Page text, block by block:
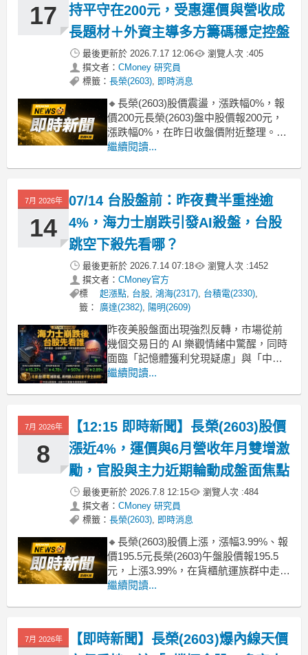
端「短
17
持平守在200元，受惠運價與營收成
長題材＋外資主導多方籌碼穩定控盤
最後更新於 2026.7.17 12:06 瀏覽人次 :405
撰文者： CMoney 研究員
標籤： 長榮(2603), 即時消息
🔸長榮(2603)股價震盪，漲跌幅0%，報
價200元長榮(2603)盤中股價報200元，
漲跌幅0%，在昨日收盤價附近整理。現
階段平盤整理，主要反映前幾日外資大
櫃運價自第二季起走揚，加上公司6月營
收連續放大，支撐中短期基本面，多方
情
繼續閱讀...
7月 2026年
14
07/14 台股盤前：昨夜費半重挫逾
4%，海力士崩跌引發AI殺盤，台股
跳空下殺先看哪？
最後更新於 2026.7.14 07:18 瀏覽人次 :1452
撰文者： CMoney官方
標
籤：
起漲點, 台股, 鴻海(2317), 台積電(2330),
廣達(2382), 陽明(2609)
昨夜美股盤面出現強烈反轉，市場從前
幾個交易日的 AI 樂觀情緒中驚醒，同時
面臨「記憶體獲利兌現疑慮」與「中東
衝突推升油價」兩大黑天鵝夾擊。科技
盤已率先反映恐慌，收在 45,058 點，較
日盤下跌 507 點（-1.11%），這
繼續閱讀...
7月 2026年
8
【12:15 即時新聞】長榮(2603)股價
漲近4%，運價與6月營收年月雙增激
勵，官股與主力近期輪動成盤面焦點
最後更新於 2026.7.8 12:15 瀏覽人次 :484
撰文者： CMoney 研究員
標籤： 長榮(2603), 即時消息
🔸長榮(2603)股價上漲，漲幅3.99%、報
價195.5元長榮(2603)午盤股價報195.5
元，上漲3.99%，在貨櫃航運族群中走
強。盤面主因是市場持續消化6月營收年
檔，帶出對第3季旺季營運的樂觀預期。
輔因則來自評價仍偏低與部
繼續閱讀...
7月 2026年
【即時新聞】長榮(2603)爆內線天價